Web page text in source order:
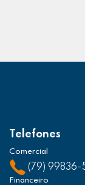
Telefones
Comercial
(79) 99836-
Financeiro